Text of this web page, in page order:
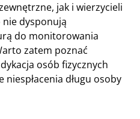
jak i wierzycieli
dysponują
do monitorowania
zatem poznać
osób fizycznych
niespłacenia długu osoby